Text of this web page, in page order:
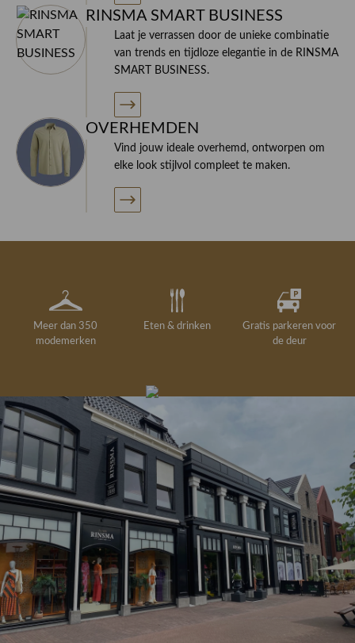
RINSMA SMART BUSINESS
Laat je verrassen door de unieke combinatie
van trends en tijdloze elegantie in de RINSMA
SMART BUSINESS.
OVERHEMDEN
Vind jouw ideale overhemd, ontworpen om
elke look stijlvol compleet te maken.
Meer dan 350
modemerken
Eten & drinken
Gratis parkeren voor
de deur
drankje
Gratis retourneren in
de winkel
Deskundig
kledingadvies